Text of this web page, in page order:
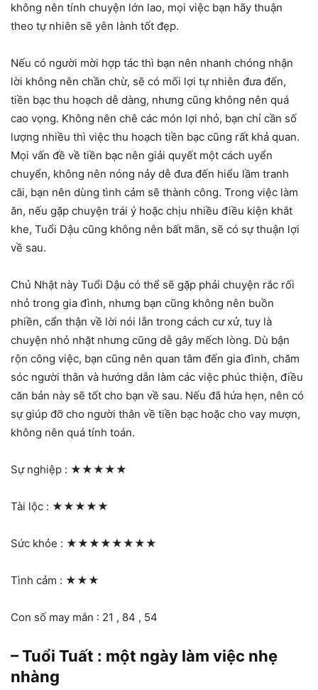
không nên tính chuyện lớn lao, mọi việc bạn hãy thuận
theo tự nhiên sẽ yên lành tốt đẹp.
Nếu có người mời hợp tác thì bạn nên nhanh chóng nhận
lời không nên chần chừ, sẽ có mối lợi tự nhiên đưa đến,
tiền bạc thu hoạch dễ dàng, nhưng cũng không nên quá
cao vọng. Không nên chê các món lợi nhỏ, bạn chỉ cần số
lượng nhiều thì việc thu hoạch tiền bạc cũng rất khả quan.
Mọi vấn đề về tiền bạc nên giải quyết một cách uyển
chuyển, không nên nóng nảy dễ đưa đến hiểu lầm tranh
cãi, bạn nên dùng tình cảm sẽ thành công. Trong việc làm
ăn, nếu gặp chuyện trái ý hoặc chịu nhiều điều kiện khắt
khe, Tuổi Dậu cũng không nên bất mãn, sẽ có sự thuận lợi
về sau.
Chủ Nhật này Tuổi Dậu có thể sẽ gặp phải chuyện rắc rối
nhỏ trong gia đình, nhưng bạn cũng không nên buồn
phiền, cẩn thận về lời nói lẫn trong cách cư xử, tuy là
chuyện nhỏ nhặt nhưng cũng dễ gây mếch lòng. Dù bận
rộn công việc, bạn cũng nên quan tâm đến gia đình, chăm
sóc người thân và hướng dẫn làm các việc phúc thiện, điều
căn bản này sẽ tốt cho bạn về sau. Nếu đã hứa hẹn, nên có
sự giúp đỡ cho người thân về tiền bạc hoặc cho vay mượn,
không nên quá tính toán.
Sự nghiệp : ★★★★★
Tài lộc : ★★★★★
Sức khỏe : ★★★★★★★★
Tình cảm : ★★★
Con số may mắn : 21 , 84 , 54
– Tuổi Tuất : một ngày làm việc nhẹ
nhàng